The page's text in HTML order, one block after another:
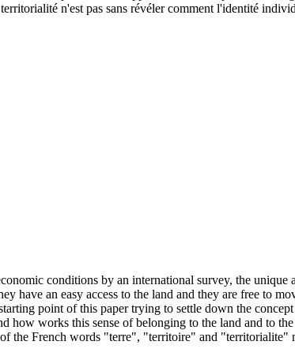
n'est pas sans révéler comment l'identité
conditions by an international survey, the
have an easy access to the land and they are free to
point of this paper trying to settle down the
how works this sense of belonging to the land and to
the French words "terre", "territoire" and